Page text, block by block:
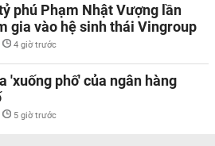
phú Phạm Nhật Vượng lần
gia vào hệ sinh thái Vingroup
4 giờ trước
'xuống phố' của ngân hàng
5 giờ trước